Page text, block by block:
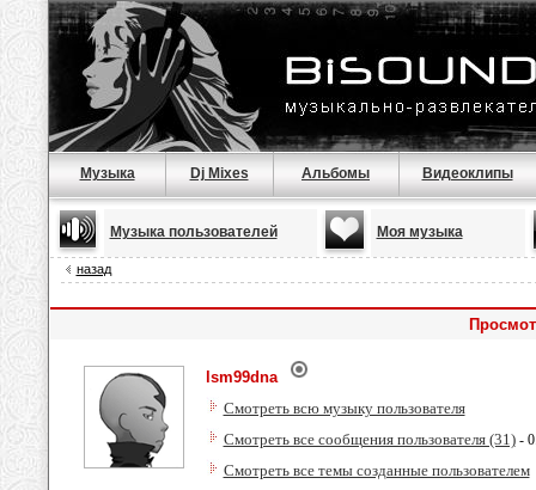
Музыка Dj Mixes Альбомы Видеоклипы
Музыка пользователей Моя музыка
назад
lsm99dna
Смотреть всю музыку пользователя
Смотреть все сообщения пользователя (31)-
Смотреть все темы созданные пользователем